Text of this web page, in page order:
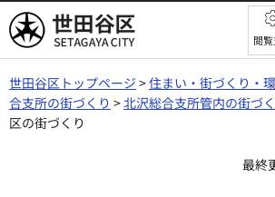
世田谷区 閲
世田谷区トップページ >住まい・街づくり・
合支所の街づくり >北沢総合支所管内の街づ
区の街づくり
最終